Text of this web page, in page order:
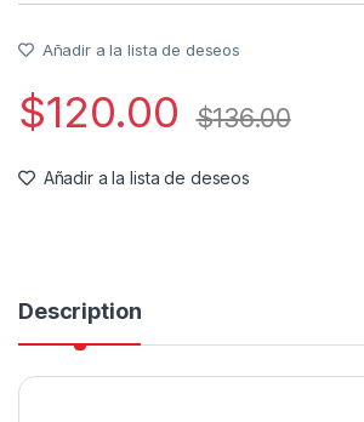
Añadir a la lista de deseos
$120.00 $136.00
Añadir a la lista de deseos
Description